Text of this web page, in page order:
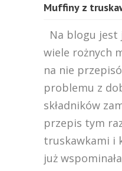
Muffiny z
Na blogu jest
wiele rożnych
na nie
problemu z
składników
przepis tym
truskawkami i
już